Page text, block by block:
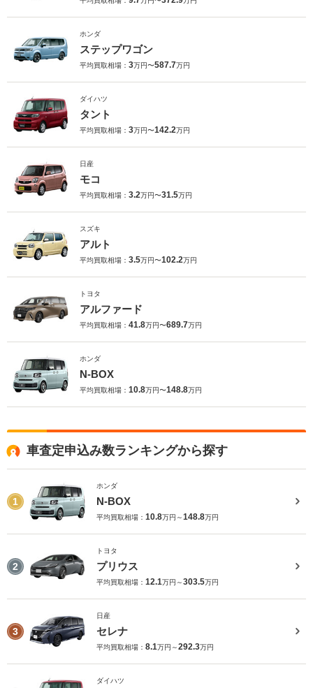
ホンダ
ステップワゴン
平均買取相場： 3万円〜587.7万円
ダイハツ
タント
平均買取相場： 3万円〜142.2万円
日産
モコ
平均買取相場： 3.2万円〜31.5万円
スズキ
アルト
平均買取相場： 3.5万円〜102.2万円
トヨタ
アルファード
平均買取相場： 41.8万円〜689.7万円
ホンダ
N-BOX
平均買取相場： 10.8万円〜148.8万円
車査定申込み数ランキングから探す
1
ホンダ
N-BOX
平均買取相場： 10.8万円～148.8万円
2
トヨタ
プリウス
平均買取相場： 12.1万円～303.5万円
3
日産
セレナ
平均買取相場： 8.1万円～292.3万円
ダイハツ